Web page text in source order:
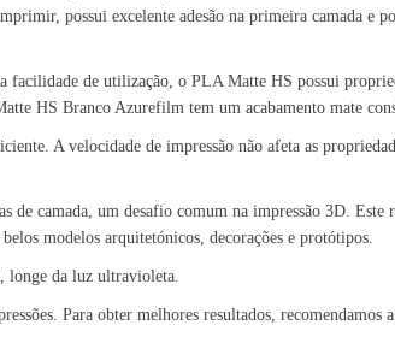
possui excelente adesão na primeira camada e
de utilização, o PLA Matte HS possui
HS Branco Azurefilm tem um acabamento mate
A velocidade de impressão não afeta as
camada, um desafio comum na impressão 3D. Este
modelos arquitetónicos, decorações e protótipos.
longe da luz ultravioleta.
Para obter melhores resultados, recomendamos